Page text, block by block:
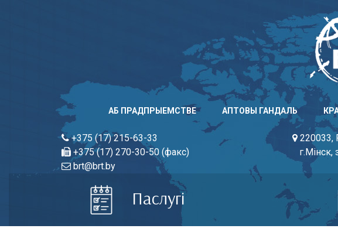
АБ ПРАДПРЫЕМСТВЕ АПТОВЫ ГАНДАЛЬ
+375 (17) 215-63-33
+375 (17) 270-30-50 (факс)
brt@brt.by
220033,
г.Мінск,
Паслугi